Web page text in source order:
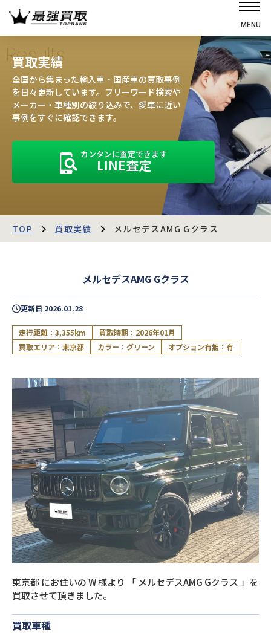
MENU
選ばれる理由
高価買取の仕組み
売却の流れ
お客様の声
運営会社
最強買取マガジン
閉じる
Results
買取実績
全国から集まった輸入車・国産車の買取事例
を日々更新しています。フリーワード検索や
メーカー・車種別の絞り込みで、愛車に近い
事例をすぐに確認できます。
カンタンに査定できます
LINE査定
TOP 買取実績 メルセデスAMG Gクラス
メルセデスAMG Gクラス
更新日 2026.01.28
走行距離：3,355km
買取時期：2026年01月
買取エリア：東京都
カラー：グリーン オプション有無：有
東京都にお住いのW様より 「 メルセデスAMG Gクラス 」を
買取させて頂きました。
買取車種